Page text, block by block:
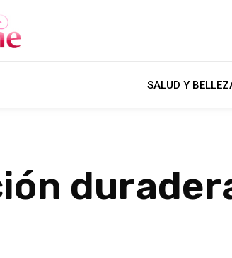
SALUD Y